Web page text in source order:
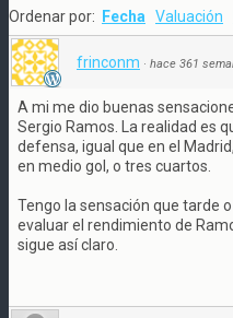
Ordenar por: Fecha Valuación
frinconm · hace 361
A mi me dio buenas
Sergio Ramos. La realidad es
defensa, igual que en el
en medio gol, o tres cuartos.
Tengo la sensación que tarde
evaluar el rendimiento de
sigue así claro.